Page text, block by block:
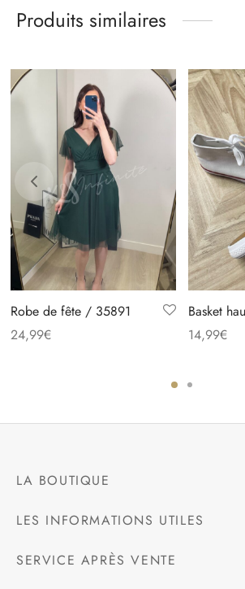
Produits similaires
Robe de fête / 35891
24,99€
Basket
14,99€
LA BOUTIQUE
LES INFORMATIONS UTILES
SERVICE APRÈS VENTE